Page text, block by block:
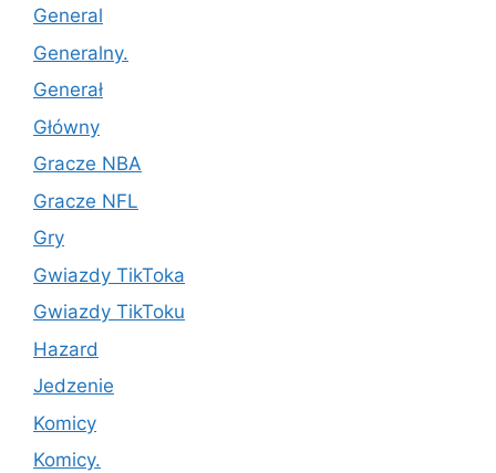
General
Generalny.
Generał
Główny
Gracze NBA
Gracze NFL
Gry
Gwiazdy TikToka
Gwiazdy TikToku
Hazard
Jedzenie
Komicy
Komicy.